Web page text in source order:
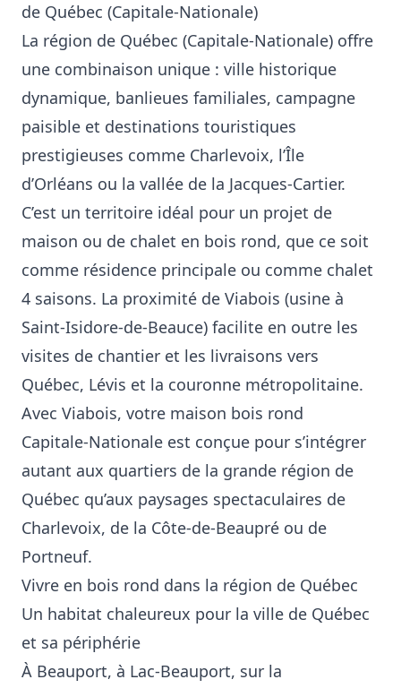
de Québec (Capitale-Nationale)
La région de Québec (Capitale‑Nationale) offre
une combinaison unique : ville historique
dynamique, banlieues familiales, campagne
paisible et destinations touristiques
prestigieuses comme Charlevoix, l’Île
d’Orléans ou la vallée de la Jacques‑Cartier.
C’est un territoire idéal pour un projet de
maison ou de chalet en bois rond, que ce soit
comme résidence principale ou comme chalet
4 saisons. La proximité de Viabois (usine à
Saint‑Isidore‑de‑Beauce) facilite en outre les
visites de chantier et les livraisons vers
Québec, Lévis et la couronne métropolitaine.
Avec Viabois, votre maison bois rond
Capitale‑Nationale est conçue pour s’intégrer
autant aux quartiers de la grande région de
Québec qu’aux paysages spectaculaires de
Charlevoix, de la Côte‑de‑Beaupré ou de
Portneuf.
Vivre en bois rond dans la région de Québec
Un habitat chaleureux pour la ville de Québec
et sa périphérie
À Beauport, à Lac‑Beauport, sur la